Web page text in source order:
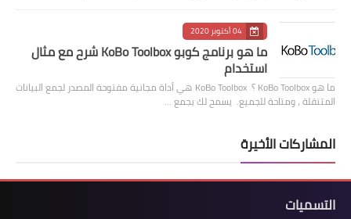
04 أكتوبر 2020
ما هو برنامج كوبو KoBo Toolbox شرح مع مثال
استخدام
ما هو KoBo Toolbox ؟ KoBo Toolbox هي أداة مجانية مفتوحة المصدر لجمع البيانات
المتنقلة ، ومتاحة للجميع. يسمح لك بجمع …
المشاركات الأخيرة
التسميات